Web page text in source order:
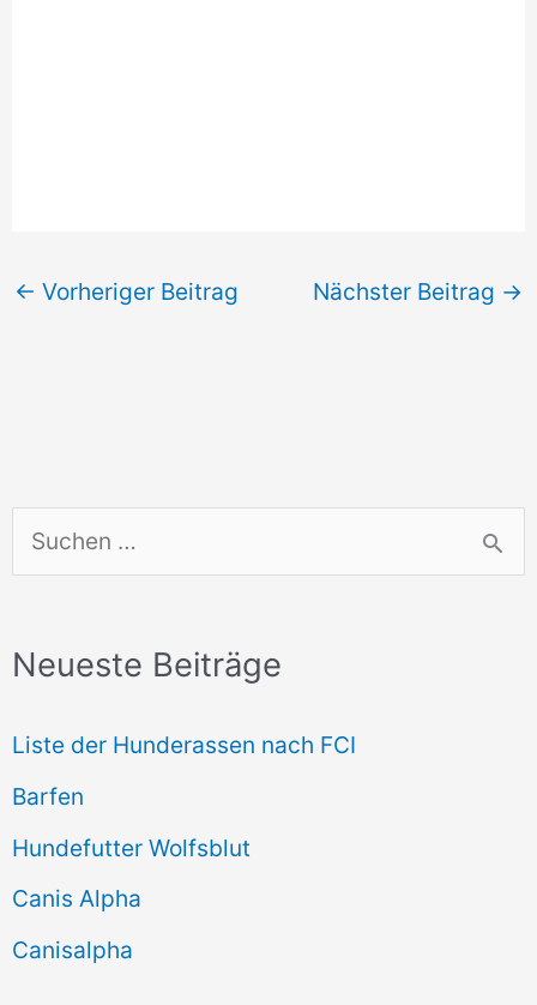
u
h
n
n
a
c
h
Neueste Beiträge
Liste der Hunderassen nach FCI
Barfen
Hundefutter Wolfsblut
Canis Alpha
Canisalpha
← Vorheriger Beitrag Nächster Beitrag →